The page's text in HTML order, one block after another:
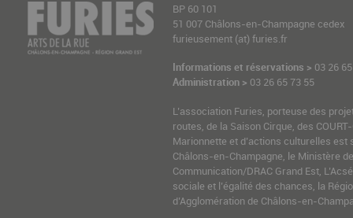
BP 60 101
51 007 Châlons-en-Champagne cedex
furieusement (at) furies.fr
Informations et réservations > 03 26
Administration > 03 26 65 73 55
L’association Furies, porteuse des
routes, de la Saison Cirque, des
Marionnette et d’actions culturelles est
Châlons-en-Champagne, le Ministère
Communication/DRAC Grand Est,
sociale et l’égalité des chances, la
d’Agglomération de Châlons-en-